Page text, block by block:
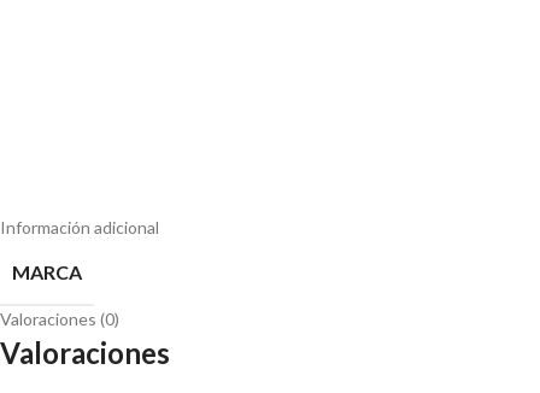
Información adicional
MARCA
Valoraciones (0)
Valoraciones